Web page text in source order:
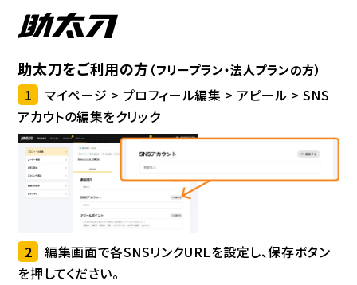
助太刀をご利用の方（フリープラン・法人プランの方）
1
マイページ > プロフィール編集 > アピール > SNS
アカウトの編集をクリック
2
編集画面で各SNSリンクURLを設定し、保存ボタン
を押してください。